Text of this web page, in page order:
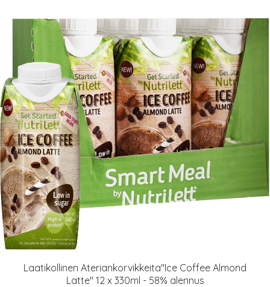
Laatikollinen Ateriankorvikkeita"Ice Coffee Almond
Latte" 12 x 330ml - 58% alennus